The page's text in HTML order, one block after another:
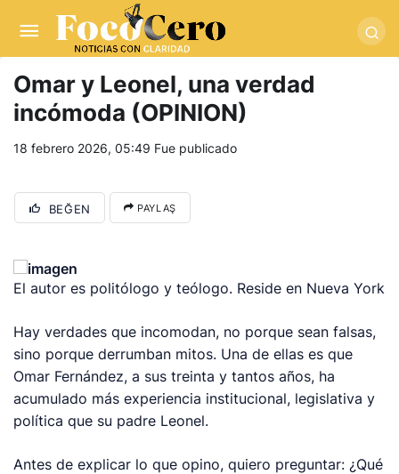
trwin giriş
masterbetting-palacebet1.com-
tlcasino giriş-betandyou-vbett34.com betovis34.net-
skyloftsbet
Omar y Leonel, una verdad
incómoda (OPINION)
18 febrero 2026, 05:49 Fue publicado
BEĞEN PAYLAŞ
El autor es politólogo y teólogo. Reside en Nueva York
Hay verdades que incomodan, no porque sean falsas,
sino porque derrumban mitos. Una de ellas es que
Omar Fernández, a sus treinta y tantos años, ha
acumulado más experiencia institucional, legislativa y
política que su padre Leonel.
Antes de explicar lo que opino, quiero preguntar: ¿Qué